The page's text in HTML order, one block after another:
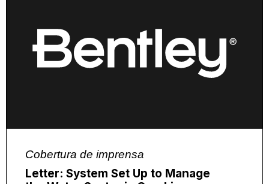
Cobertura de imprensa
Letter: System Set Up to Manage